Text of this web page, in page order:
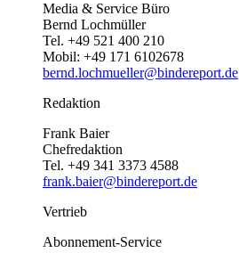
Media & Service Büro
Bernd Lochmüller
Tel. +49 521 400 210
Mobil: +49 171 6102678
bernd.lochmueller@bindereport.de
Redaktion
Frank Baier
Chefredaktion
Tel. +49 341 3373 4588
frank.baier@bindereport.de
Vertrieb
Abonnement-Service